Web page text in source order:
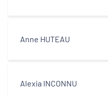
Anne HUTEAU
Alexia INCONNU